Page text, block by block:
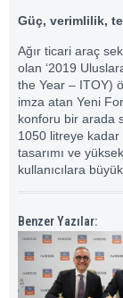
Güç, verimlilik,
Ağır ticari araç
olan ‘2019
the Year – ITOY)
imza atan Yeni
konforu bir arada
1050 litreye kadar
tasarımı ve
kullanıcılara
Benzer Yazılar: